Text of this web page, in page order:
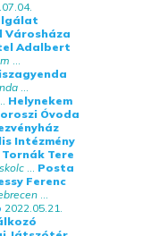
Városháza
Adalbert
...
...
Helynekem
Óvoda
Intézmény
Tere
... Posta
Ferenc
...
2022.05.21.